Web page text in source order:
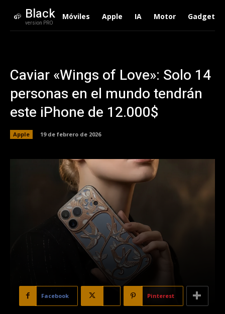
Black
version PRO
Móviles Apple IA Motor Gadgets
Caviar «Wings of Love»: Solo 14
personas en el mundo tendrán
este iPhone de 12.000$
Apple 19 de febrero de 2026
Facebook Pinterest